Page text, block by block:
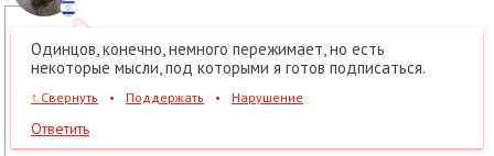
Одинцов, конечно, немного пережимает, но есть
некоторые мысли, под которыми я готов подписаться.
↑ Свернуть • Поддержать • Нарушение
Ответить